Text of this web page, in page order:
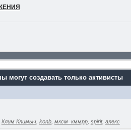
могут создавать только активисты
Клим Климыч, konb, мксм_кммрр, spirit, алекс